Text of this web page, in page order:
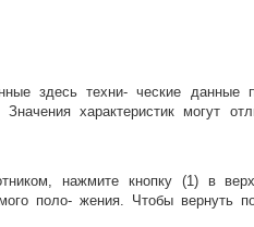
здесь техни- ческие данные
характеристик могут
нажмите кнопку (1) в
поло- жения. Чтобы вернуть